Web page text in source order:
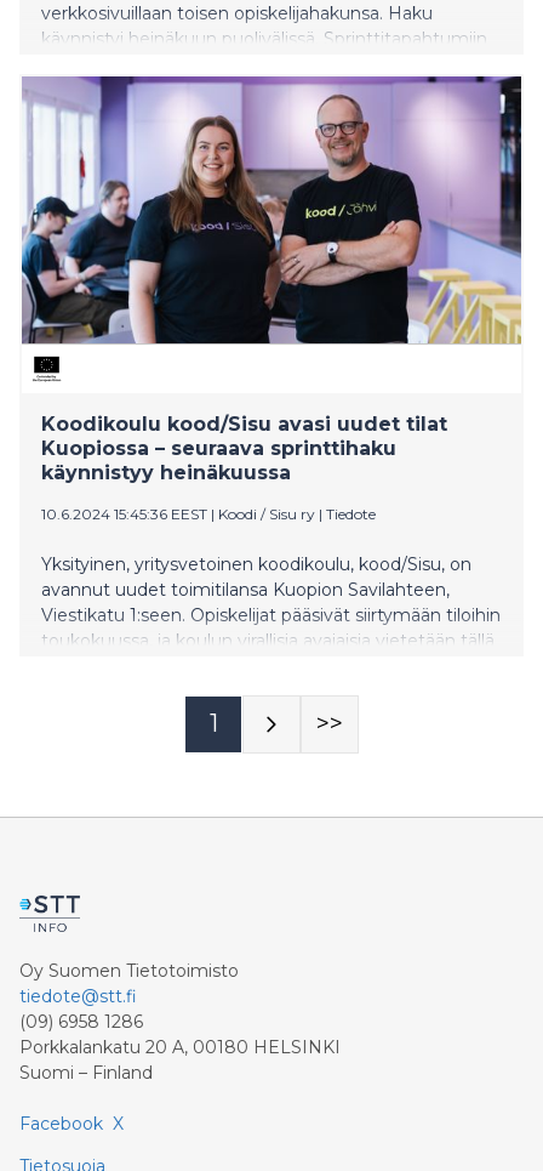
verkkosivuillaan toisen opiskelijahakunsa. Haku
käynnistyi heinäkuun puolivälissä. Sprinttitapahtumiin
enää muutama. Uusi opiskelijaryhmä aloittaa
opintonsa koodikoulussa tammikuussa 2025.
Koodikoulu kood/Sisu avasi uudet tilat
Kuopiossa – seuraava sprinttihaku
käynnistyy heinäkuussa
10.6.2024 15:45:36 EEST | Koodi / Sisu ry | Tiedote
Yksityinen, yritysvetoinen koodikoulu, kood/Sisu, on
avannut uudet toimitilansa Kuopion Savilahteen,
Viestikatu 1:seen. Opiskelijat pääsivät siirtymään tiloihin
toukokuussa, ja koulun virallisia avajaisia vietetään tällä
1 >>
Oy Suomen Tietotoimisto
tiedote@stt.fi
(09) 6958 1286
Porkkalankatu 20 A, 00180 HELSINKI
Suomi – Finland
Facebook X
Tietosuoja